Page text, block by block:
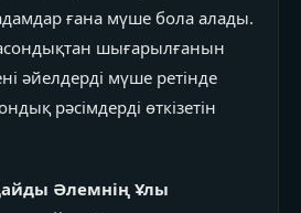
ғана мүше бола алады.
шығарылғанын
әйелдерді мүше ретінде
рәсімдерді өткізетін
Әлемнің Ұлы